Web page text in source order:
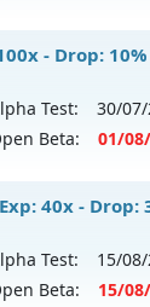
BẢN CUSTOM
Mở máy chủ
mới
- Drop:
Test: 30/07
Beta: 01/08
Không
Mở máy chủ
40x - Drop:
Test: 15/08
Beta: 15/08